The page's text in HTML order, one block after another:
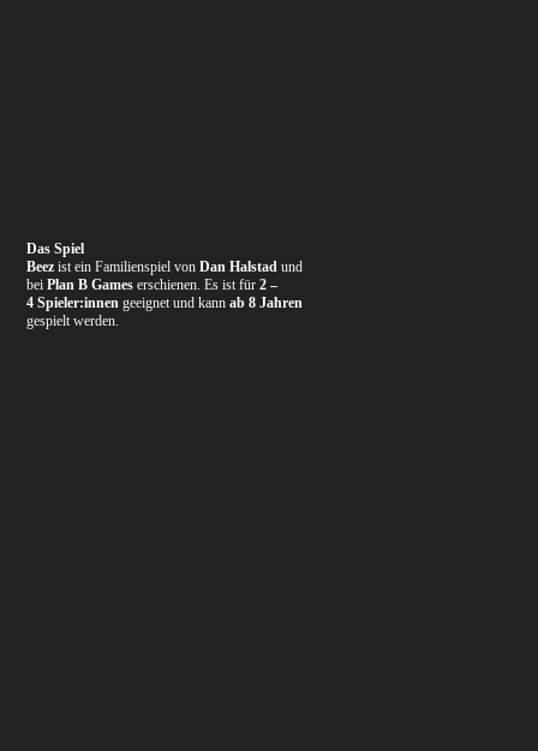
Das Spiel
Beezist ein Familienspiel vonDan Halstad und
beiPlan B Games erschienen. Es ist für2 –
4 Spieler:innen geeignet und kannab 8 Jahren
gespielt werden.